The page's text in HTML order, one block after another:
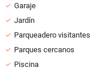
Garaje
Jardín
Parqueadero visitantes
Parques cercanos
Piscina